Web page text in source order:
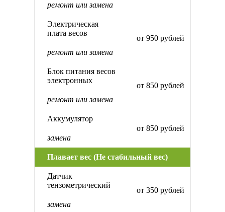
ремонт или замена
Электрическая
плата весов
ремонт или замена
от 950 рублей
Блок питания весов
электронных
ремонт или замена
от 850 рублей
Аккумулятор
замена
от 850 рублей
Плавает вес (Не стабильный вес)
Датчик
тензометрический
замена
от 350 рублей